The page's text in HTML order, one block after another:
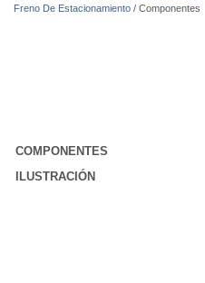
Freno De Estacionamiento / Componentes
COMPONENTES
ILUSTRACIÓN